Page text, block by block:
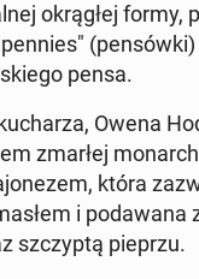
okrą­głej formy,
pensa.
Owena
zmarłej
która
i
szczyp­tą pieprzu.